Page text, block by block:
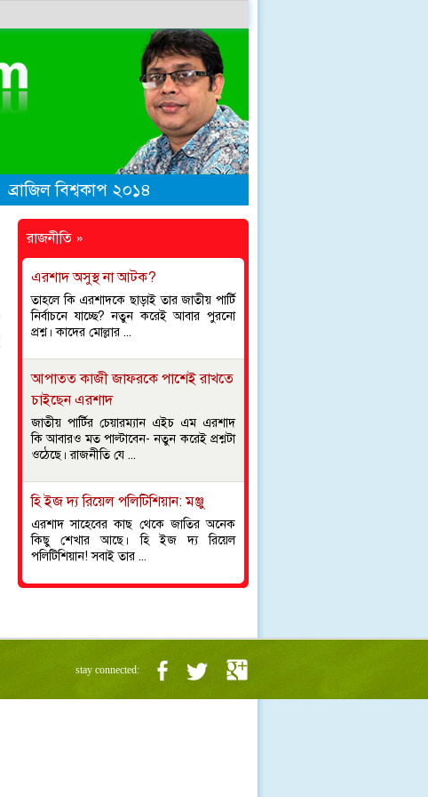
ব্রাজিল বিশ্বকাপ ২০১৪
রাজনীতি »
এরশাদ অসুস্থ না আটক?
তাহলে কি এরশাদকে ছাড়াই তার জাতীয় পার্টি
নির্বাচনে যাচ্ছে? নতুন করেই আবার পুরনো
প্রশ্ন। কাদের মোল্লার ...
আপাতত কাজী জাফরকে পাশেই রাখতে
চাইছেন এরশাদ
জাতীয় পার্টির চেয়ারম্যান এইচ এম এরশাদ
কি আবারও মত পাল্টাবেন- নতুন করেই প্রশ্নটা
ওঠেছে। রাজনীতি যে ...
হি ইজ দ্য রিয়েল পলিটিশিয়ান: মঞ্জু
এরশাদ সাহেবের কাছ থেকে জাতির অনেক
কিছু শেখার আছে। হি ইজ দ্য রিয়েল
পলিটিশিয়ান! সবাই তার ...
stay connected: